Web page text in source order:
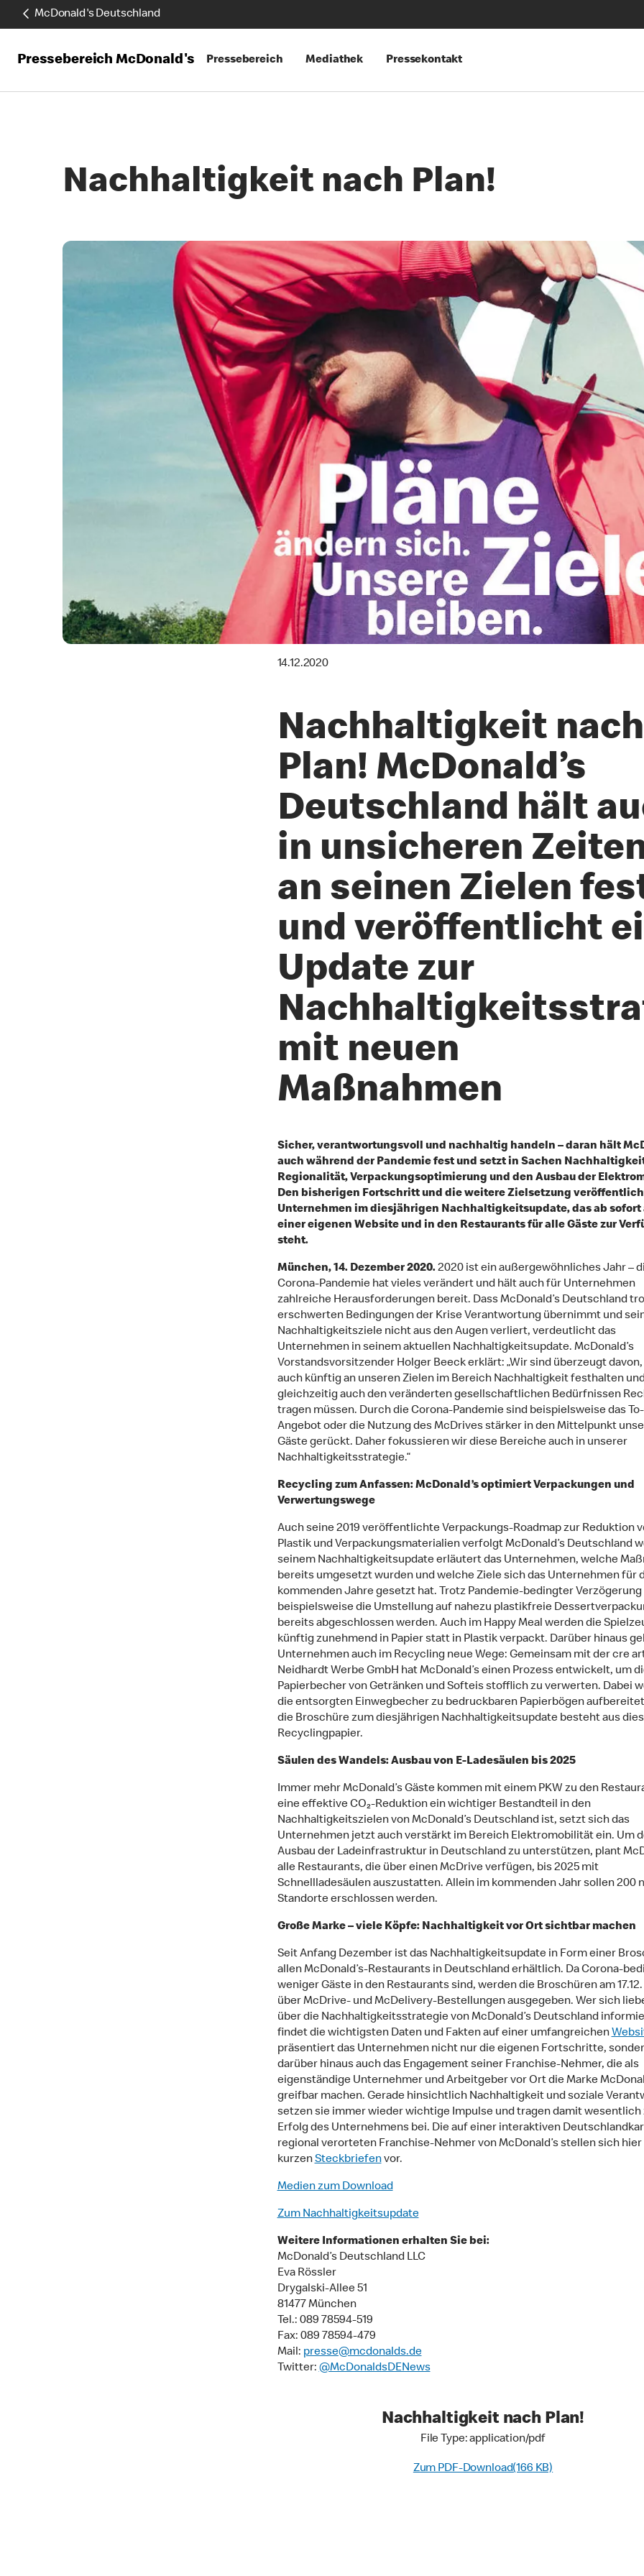
McDonald's Deutschland
Pressebereich McDonald's Pressebereich Mediathek Pressekontakt
Nachhaltigkeit nach Plan!
14.12.2020
Nachhaltigkeit nach
Plan! McDonald’s
Deutschland hält
in unsicheren
an seinen Zielen
und veröffentlicht
Update zur
mit neuen
Maßnahmen
Sicher, verantwortungsvoll und nachhaltig handeln – daran hält
auch während der Pandemie fest und setzt in Sachen
Regionalität, Verpackungsoptimierung und den Ausbau der
Den bisherigen Fortschritt und die weitere Zielsetzung
Unternehmen im diesjährigen Nachhaltigkeitsupdate, das ab sofort
einer eigenen Website und in den Restaurants für alle Gäste zur
steht.
München, 14. Dezember 2020.2020 ist ein außergewöhnliches Jahr –
Corona-Pandemie hat vieles verändert und hält auch für Unternehmen
zahlreiche Herausforderungen bereit. Dass McDonald’s Deutschland
erschwerten Bedingungen der Krise Verantwortung übernimmt und
Nachhaltigkeitsziele nicht aus den Augen verliert, verdeutlicht das
Unternehmen in seinem aktuellen Nachhaltigkeitsupdate. McDonald’s
Vorstandsvorsitzender Holger Beeck erklärt: „Wir sind überzeugt davon,
auch künftig an unseren Zielen im Bereich Nachhaltigkeit festhalten
gleichzeitig auch den veränderten gesellschaftlichen Bedürfnissen
tragen müssen. Durch die Corona-Pandemie sind beispielsweise das
Angebot oder die Nutzung des McDrives stärker in den Mittelpunkt
Gäste gerückt. Daher fokussieren wir diese Bereiche auch in unserer
Nachhaltigkeitsstrategie.“
Recycling zum Anfassen: McDonald’s optimiert Verpackungen und
Verwertungswege
Auch seine 2019 veröffentlichte Verpackungs-Roadmap zur Reduktion
Plastik und Verpackungsmaterialien verfolgt McDonald’s Deutschland
seinem Nachhaltigkeitsupdate erläutert das Unternehmen, welche
bereits umgesetzt wurden und welche Ziele sich das Unternehmen für
kommenden Jahre gesetzt hat. Trotz Pandemie-bedingter
beispielsweise die Umstellung auf nahezu plastikfreie
bereits abgeschlossen werden. Auch im Happy Meal werden die
künftig zunehmend in Papier statt in Plastik verpackt. Darüber hinaus
Unternehmen auch im Recycling neue Wege: Gemeinsam mit der cre
Neidhardt Werbe GmbH hat McDonald’s einen Prozess entwickelt, um
Papierbecher von Getränken und Softeis stofflich zu verwerten. Dabei
die entsorgten Einwegbecher zu bedruckbaren Papierbögen
die Broschüre zum diesjährigen Nachhaltigkeitsupdate besteht aus
Recyclingpapier.
Säulen des Wandels: Ausbau von E-Ladesäulen bis 2025
Immer mehr McDonald’s Gäste kommen mit einem PKW zu den
eine effektive CO₂-Reduktion ein wichtiger Bestandteil in den
Nachhaltigkeitszielen von McDonald’s Deutschland ist, setzt sich das
Unternehmen jetzt auch verstärkt im Bereich Elektromobilität ein. Um
Ausbau der Ladeinfrastruktur in Deutschland zu unterstützen, plant
alle Restaurants, die über einen McDrive verfügen, bis 2025 mit
Schnellladesäulen auszustatten. Allein im kommenden Jahr sollen 200
Standorte erschlossen werden.
Große Marke – viele Köpfe: Nachhaltigkeit vor Ort sichtbar machen
Seit Anfang Dezember ist das Nachhaltigkeitsupdate in Form einer
allen McDonald’s-Restaurants in Deutschland erhältlich. Da Corona-
weniger Gäste in den Restaurants sind, werden die Broschüren am
über McDrive- und McDelivery-Bestellungen ausgegeben. Wer sich
über die Nachhaltigkeitsstrategie von McDonald’s Deutschland
findet die wichtigsten Daten und Fakten auf einer umfangreichen
präsentiert das Unternehmen nicht nur die eigenen Fortschritte,
darüber hinaus auch das Engagement seiner Franchise-Nehmer, die als
eigenständige Unternehmer und Arbeitgeber vor Ort die Marke
greifbar machen. Gerade hinsichtlich Nachhaltigkeit und soziale
setzen sie immer wieder wichtige Impulse und tragen damit wesentlich
Erfolg des Unternehmens bei. Die auf einer interaktiven
regional verorteten Franchise-Nehmer von McDonald’s stellen sich hier
kurzenSteckbriefenvor.
Medien zum Download
Zum Nachhaltigkeitsupdate
Weitere Informationen erhalten Sie bei:
McDonald’s Deutschland LLC
Eva Rössler
Drygalski-Allee 51
81477 München
Tel.: 089 78594-519
Fax: 089 78594-479
Mail: presse@mcdonalds.de
Twitter:@McDonaldsDENews
Nachhaltigkeit nach Plan!
File Type: application/pdf
Zum PDF-Download(166 KB)